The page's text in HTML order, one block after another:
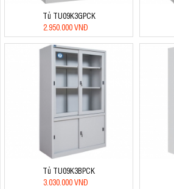
Tủ TU09K3GPCK
2.950.000 VNĐ
Tủ TU09K3BPCK
3.030.000 VNĐ